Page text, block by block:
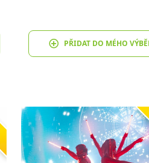
PŘIDAT DO MÉHO